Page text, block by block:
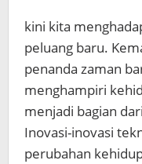
kini kita
peluang baru.
penanda zaman
menghampiri
menjadi bagian
Inovasi-inovasi
perubahan